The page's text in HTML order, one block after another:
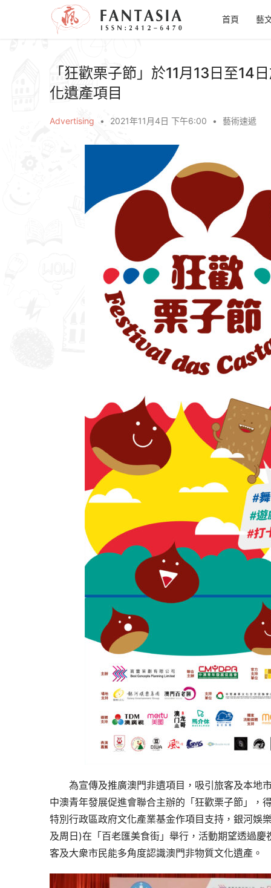
首頁 藝
「狂歡栗子節」於11月13日至14
化遺產項目
Advertising • 2021年11月4日 下午6:00 • 藝術速遞
為宣傳及推廣澳門非遺項目，吸引旅客及本地
中澳青年發展促進會聯合主辦的「狂歡栗子節」，
特別行政區政府文化產業基金作項目支持，銀河娛
及周日)在「百老匯美食街」舉行，活動期望透過
客及大衆市民能多角度認識澳門非物質文化遺產。